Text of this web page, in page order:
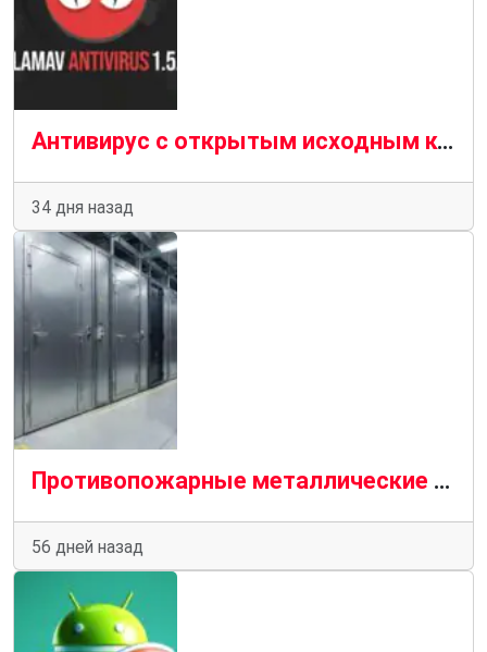
Антивирус с открытым исходным кодом ClamAV 1.5.3 устраняет множество уязвимостей в системе безопасности
34 дня назад
Противопожарные металлические двери в ЦОДах и IT-компаниях: роль, применение и требования
56 дней назад